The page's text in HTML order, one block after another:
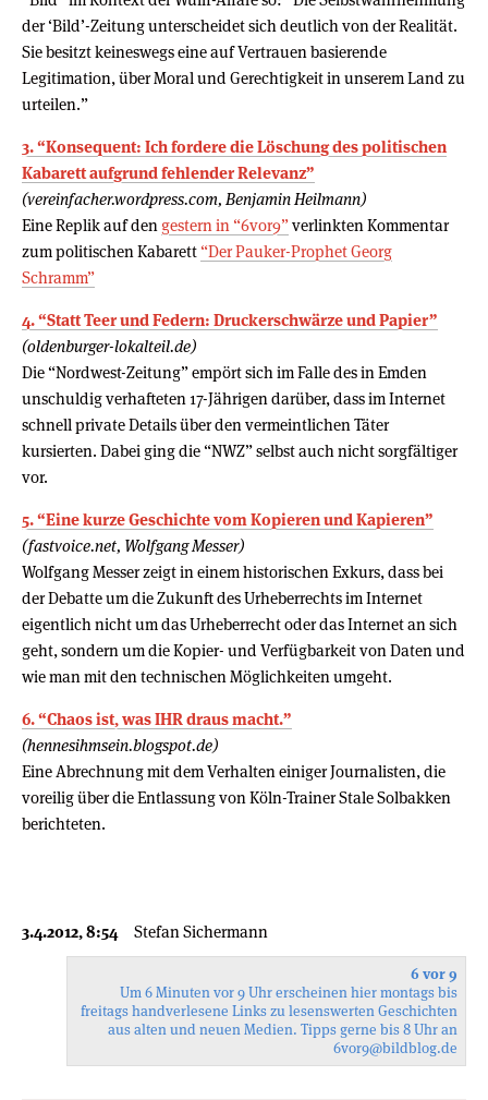
der ‘Bild’-Zeitung unterscheidet sich deutlich von der Realität.
Sie besitzt keineswegs eine auf Vertrauen basierende
Legitimation, über Moral und Gerechtigkeit in unserem Land zu
urteilen.”
3. “Konsequent: Ich fordere die Löschung des politischen
Kabarett aufgrund fehlender Relevanz”
(vereinfacher.wordpress.com, Benjamin Heilmann)
Eine Replik auf den gestern in “6vor9”verlinkten Kommentar
zum politischen Kabarett “Der Pauker-Prophet Georg
Schramm”
4. “Statt Teer und Federn: Druckerschwärze und Papier”
(oldenburger-lokalteil.de)
Die “Nordwest-Zeitung” empört sich im Falle des in Emden
unschuldig verhafteten 17-Jährigen darüber, dass im Internet
schnell private Details über den vermeintlichen Täter
kursierten. Dabei ging die “NWZ” selbst auch nicht sorgfältiger
vor.
5. “Eine kurze Geschichte vom Kopieren und Kapieren”
(fastvoice.net, Wolfgang Messer)
Wolfgang Messer zeigt in einem historischen Exkurs, dass bei
der Debatte um die Zukunft des Urheberrechts im Internet
eigentlich nicht um das Urheberrecht oder das Internet an sich
geht, sondern um die Kopier- und Verfügbarkeit von Daten und
wie man mit den technischen Möglichkeiten umgeht.
6. “Chaos ist, was IHR draus macht.”
(hennesihmsein.blogspot.de)
Eine Abrechnung mit dem Verhalten einiger Journalisten, die
voreilig über die Entlassung von Köln-Trainer Stale Solbakken
berichteten.
3.4.2012, 8:54 Stefan Sichermann
6 vor 9
Um 6 Minuten vor 9 Uhr erscheinen hier montags bis
freitags handverlesene Links zu lesenswerten Geschichten
aus alten und neuen Medien. Tipps gerne bis 8 Uhr an
6vor9@bildblog.de